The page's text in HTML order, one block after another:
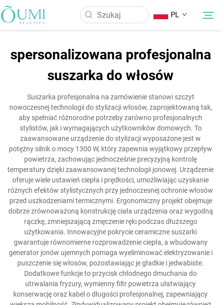
PL
O Nas
Produkty
Aktualności
Aplikacja
Skontaktuj się z nami
spersonalizowana profesjonalna
suszarka do włosów
Suszarka profesjonalna na zamówienie stanowi szczyt
nowoczesnej technologii do stylizacji włosów, zaprojektowaną tak,
aby spełniać różnorodne potrzeby zarówno profesjonalnych
stylistów, jak i wymagających użytkowników domowych. To
zaawansowane urządzenie do stylizacji wyposażone jest w
potężny silnik o mocy 1300 W, który zapewnia wyjątkowy przepływ
powietrza, zachowując jednocześnie precyzyjną kontrolę
temperatury dzięki zaawansowanej technologii jonowej. Urządzenie
oferuje wiele ustawień ciepła i prędkości, umożliwiając uzyskanie
różnych efektów stylistycznych przy jednoczesnej ochronie włosów
przed uszkodzeniami termicznymi. Ergonomiczny projekt obejmuje
dobrze zrównoważoną konstrukcję ciała urządzenia oraz wygodną
rączkę, zmniejszającą zmęczenie ręki podczas dłuższego
użytkowania. Innowacyjne pokrycie ceramiczne suszarki
gwarantuje równomierne rozprowadzenie ciepła, a wbudowany
generator jonów ujemnych pomaga wyeliminować elektryzowanie i
puszczenie się włosów, pozostawiając je gładkie i jedwabiste.
Dodatkowe funkcje to przycisk chłodnego dmuchania do
utrwalania fryzury, wymienny filtr powietrza ułatwiający
konserwację oraz kabel o długości profesjonalnej, zapewniający